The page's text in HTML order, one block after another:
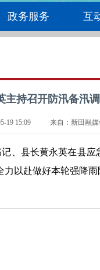
政务服务 互
主持召开防汛备汛
19 15:09 来自：新田融媒
、县长黄永英在县
以赴做好本轮强降